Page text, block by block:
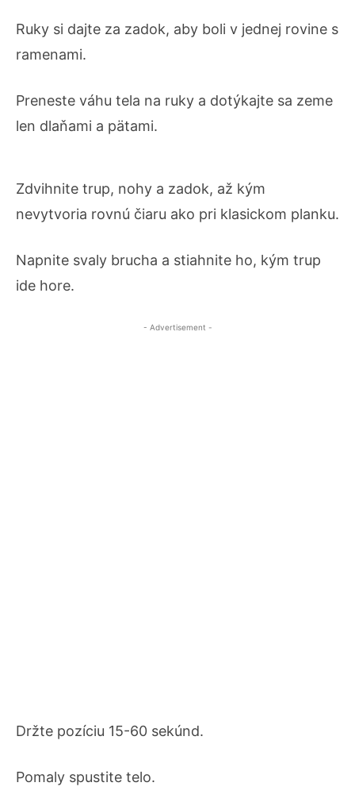
Ruky si dajte za zadok, aby boli v jednej rovine s
ramenami.
Preneste váhu tela na ruky a dotýkajte sa zeme
len dlaňami a pätami.
Zdvihnite trup, nohy a zadok, až kým
nevytvoria rovnú čiaru ako pri klasickom planku.
Napnite svaly brucha a stiahnite ho, kým trup
ide hore.
- Advertisement -
Držte pozíciu 15-60 sekúnd.
Pomaly spustite telo.